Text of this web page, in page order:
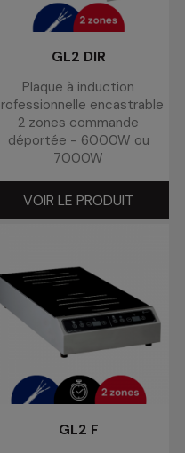
GL2 DIR
Plaque à induction
encastrable
2 zones commande
déportée - 6000W ou
7000W
VOIR LE PRODUIT
GL2 F